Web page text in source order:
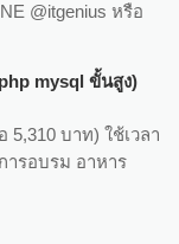
@itgenius หรือ
mysql ขั้นสูง)
บาท) ใช้เวลา
ารอบรม อาหาร